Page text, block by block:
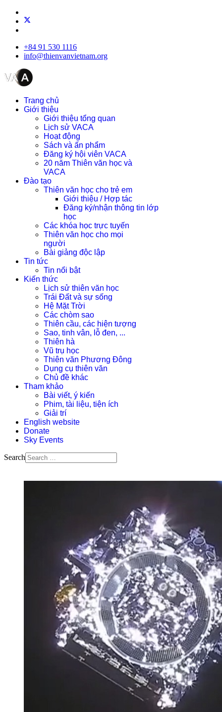
+84 91 530 1116
info@thienvanvietnam.org
Trang chủ
Giới thiệu
Giới thiệu tổng quan
Lịch sử VACA
Hoạt động
Sách và ấn phẩm
Đăng ký hội viên VACA
20 năm Thiên văn học và
VACA
Đào tạo
Thiên văn học cho trẻ em
Giới thiệu / Hợp tác
Đăng ký/nhận thông tin lớp
học
Các khóa học trực tuyến
Thiên văn học cho mọi
người
Bài giảng độc lập
Tin tức
Tin nổi bật
Kiến thức
Lịch sử thiên văn học
Trái Đất và sự sống
Hệ Mặt Trời
Các chòm sao
Thiên cầu, các hiện tượng
Sao, tinh vân, lỗ đen, ...
Thiên hà
Vũ trụ học
Thiên văn Phương Đông
Dụng cụ thiên văn
Chủ đề khác
Tham khảo
Bài viết, ý kiến
Phim, tài liệu, tiện ích
Giải trí
English website
Donate
Sky Events
Search